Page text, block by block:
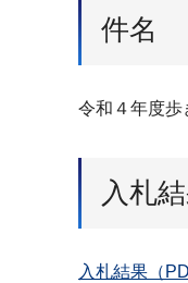
件名
令和４年度歩
入札
入札結果（